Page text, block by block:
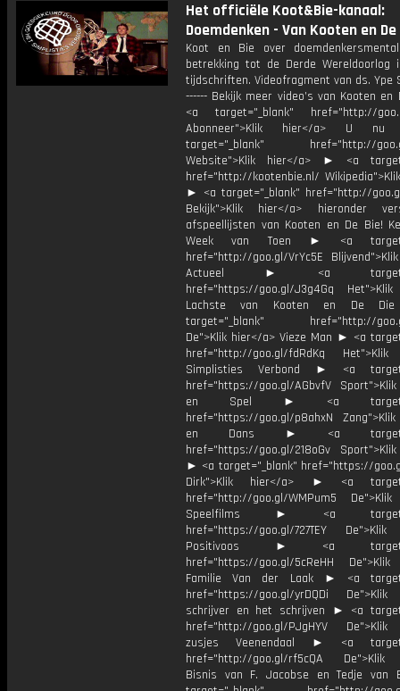
Het officiële Koot&Bie-kanaal:
Doemdenken - Van Kooten en De
Koot en Bie over
betrekking tot de Derde Wereldoorlog
tijdschriften. Videofragment van ds. Ype
------ Bekijk meer video’s van Kooten
<a target="_blank" href="http://
Abonneer">Klik hier</a> U
target="_blank" href="http://
Website">Klik hier</a> ► <a
href="http://kootenbie.nl/
► <a target="_blank" href="http://
Bekijk">Klik hier</a> hieronder
afspeellijsten van Kooten en De Bie!
Week van Toen ► <a
href="http://goo.gl/VrYc5E
Actueel ► <a
href="https://goo.gl/J3g4Gq
Lachste van Kooten en De
target="_blank" href="http://
De">Klik hier</a> Vieze Man ► <a
href="http://goo.gl/fdRdKq
Simplisties Verbond ► <a
href="https://goo.gl/AGbvfV
en Spel ► <a
href="https://goo.gl/p8ahxN
en Dans ► <a
href="https://goo.gl/218oGv
► <a target="_blank" href="https://
Dirk">Klik hier</a> ► <a
href="http://goo.gl/WMPum5
Speelfilms ► <a
href="https://goo.gl/727TEY
Positivoos ► <a
href="https://goo.gl/5cReHH
Familie Van der Laak ► <a
href="https://goo.gl/yrDQDi
schrijver en het schrijven ► <a
href="http://goo.gl/PJgHYV
zusjes Veenendaal ► <a
href="http://goo.gl/rf5cQA De">Klik
Bisnis van F. Jacobse en Tedje